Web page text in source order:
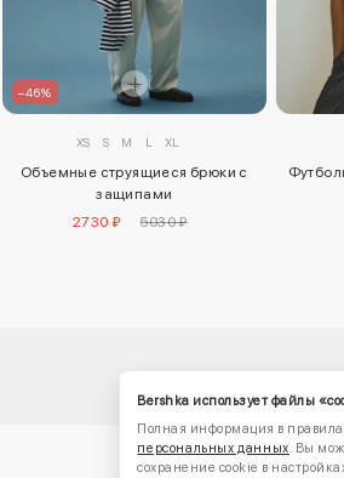
–46%
XS S M L XL
Объемные струящиеся брюки с
защипами
2730 ₽
5030 ₽
Bershka использует файлы
Полная информация в
персональных данных. Вы
сохранение cookie в